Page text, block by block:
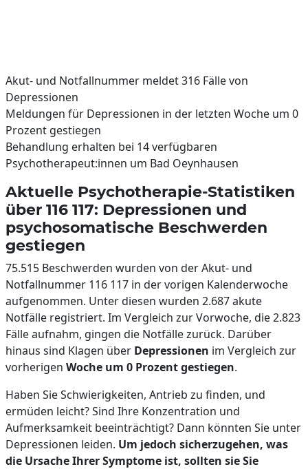
Akut- und Notfallnummer meldet 316 Fälle von
Depressionen
Meldungen für Depressionen in der letzten Woche um 0
Prozent gestiegen
Behandlung erhalten bei 14 verfügbaren
Psychotherapeut:innen um Bad Oeynhausen
Aktuelle Psychotherapie-Statistiken
über 116 117: Depressionen und
psychosomatische Beschwerden
gestiegen
75.515 Beschwerden wurden von der Akut- und
Notfallnummer 116 117 in der vorigen Kalenderwoche
aufgenommen. Unter diesen wurden 2.687 akute
Notfälle registriert. Im Vergleich zur Vorwoche, die 2.823
Fälle aufnahm, gingen die Notfälle zurück. Darüber
hinaus sind Klagen über Depressionen im Vergleich zur
vorherigen Woche um 0 Prozent gestiegen.
Haben Sie Schwierigkeiten, Antrieb zu finden, und
ermüden leicht? Sind Ihre Konzentration und
Aufmerksamkeit beeinträchtigt? Dann könnten Sie unter
Depressionen leiden. Um jedoch sicherzugehen, was
die Ursache Ihrer Symptome ist, sollten sie Sie